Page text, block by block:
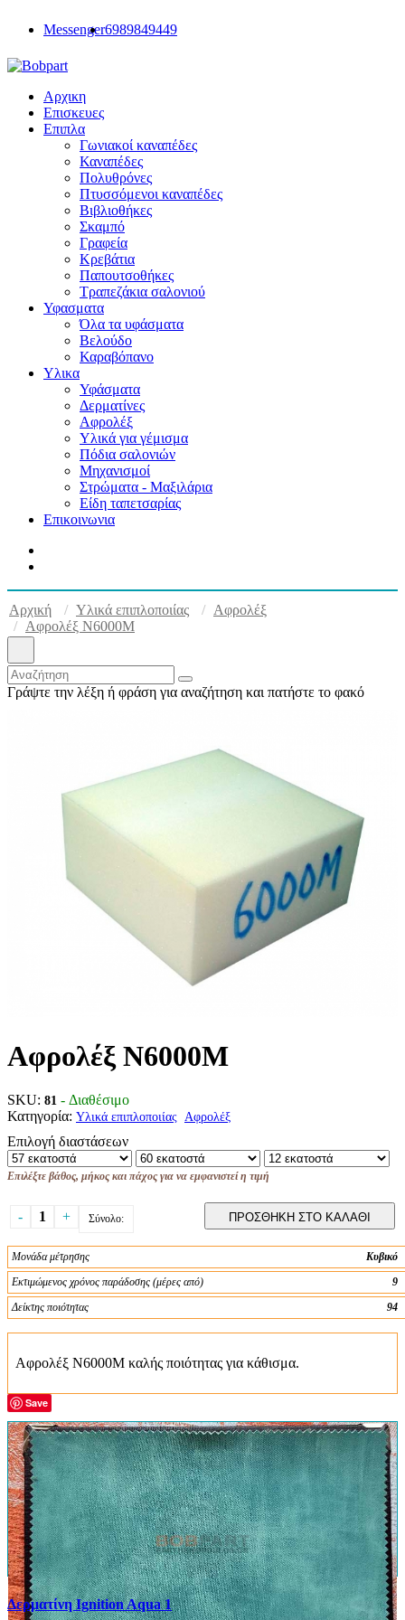
Messenger6989849449
Αρχικη
Επισκευες
Επιπλα
Γωνιακοί καναπέδες
Καναπέδες
Πολυθρόνες
Πτυσσόμενοι καναπέδες
Βιβλιοθήκες
Σκαμπό
Γραφεία
Κρεβάτια
Παπουτσοθήκες
Τραπεζάκια σαλονιού
Υφασματα
Όλα τα υφάσματα
Βελούδο
Καραβόπανο
Υλικα
Υφάσματα
Δερματίνες
Αφρολέξ
Υλικά για γέμισμα
Πόδια σαλονιών
Μηχανισμοί
Στρώματα - Μαξιλάρια
Είδη ταπετσαρίας
Επικοινωνια
Αρχική Υλικά επιπλοποιίας
Αφρολέξ
Αφρολέξ Ν6000Μ
Γράψτε την λέξη ή φράση για αναζήτηση και πατήστε το φακό
Αφρολέξ Ν6000Μ
SKU: 81 - Διαθέσιμο
Κατηγορία: Υλικά επιπλοποιίας Αφρολέξ
Επιλογή διαστάσεων
Επιλέξτε βάθος, μήκος και πάχος για να εμφανιστεί η τιμή
- 1 + Σύνολο: ΠΡΟΣΘΗΚΗ ΣΤΟ ΚΑΛΑΘΙ
Μονάδα μέτρησης
Κυβικό
Εκτιμώμενος χρόνος παράδοσης (μέρες από)
9
Δείκτης ποιότητας
94
Αφρολέξ Ν6000Μ καλής ποιότητας για κάθισμα.
Save
Δερματίνη Ignition Aqua 1